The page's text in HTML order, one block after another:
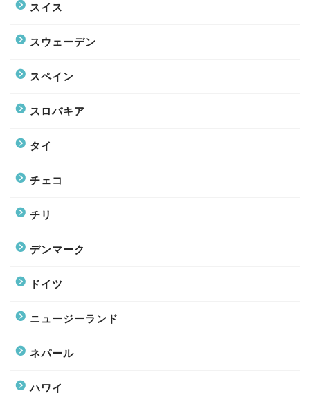
スイス
スウェーデン
スペイン
スロバキア
タイ
チェコ
チリ
デンマーク
ドイツ
ニュージーランド
ネパール
ハワイ